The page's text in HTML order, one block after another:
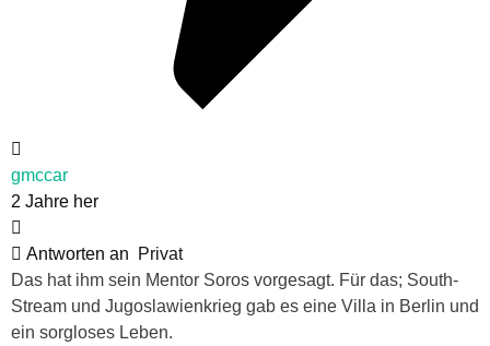
gmccar
2 Jahre her
Antworten an
Privat
Das hat ihm sein Mentor Soros vorgesagt. Für das; South-
Stream und Jugoslawienkrieg gab es eine Villa in Berlin und
ein sorgloses Leben.